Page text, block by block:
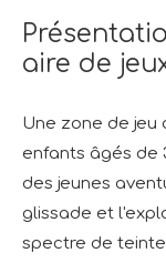
aire de
Une zone de jeu
enfants âgés de
des jeunes
glissade et
spectre de